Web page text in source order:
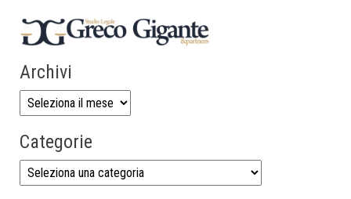
Archivi
Categorie